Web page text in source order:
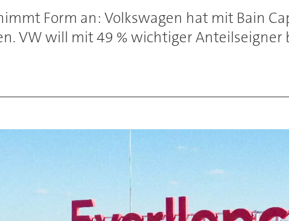
Form an: Volkswagen hat mit Bain
VW will mit 49 % wichtiger Anteilseigner